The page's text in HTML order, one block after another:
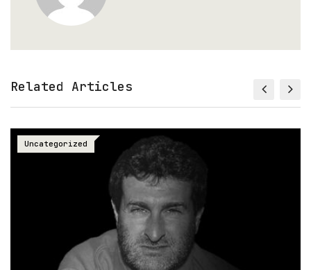
Related Articles
Uncategorized